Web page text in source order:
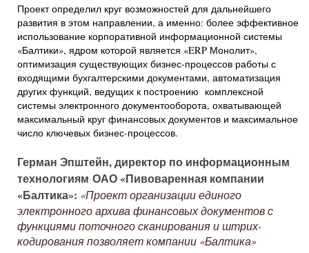
Проект определил круг возможностей для дальнейшего
развития в этом направлении, а именно: более эффективное
использование корпоративной информационной системы
«Балтики», ядром которой является «ERP Монолит»,
оптимизация существующих бизнес-процессов работы с
входящими бухгалтерскими документами, автоматизация
других функций, ведущих к построению комплексной
системы электронного документооборота, охватывающей
максимальный круг финансовых документов и максимальное
число ключевых бизнес-процессов.
Герман Эпштейн, директор по информационным
технологиям ОАО «Пивоваренная компании
«Балтика»: «Проект организации единого
электронного архива финансовых документов с
функциями поточного сканирования и штрих-
кодирования позволяет компании «Балтика»